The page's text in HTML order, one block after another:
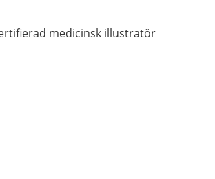
medicinsk illustratör